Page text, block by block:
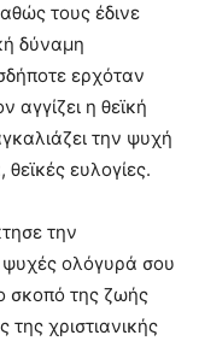
τους έδινε
δύναμη
ερχόταν
αγγίζει η θεϊκή
την ψυχή
ευλογίες.
την
ψυχές ολόγυρά σου
σκοπό της ζωής
χριστιανικής